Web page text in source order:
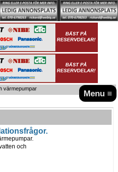
Menu ≡
värmepumpar
och